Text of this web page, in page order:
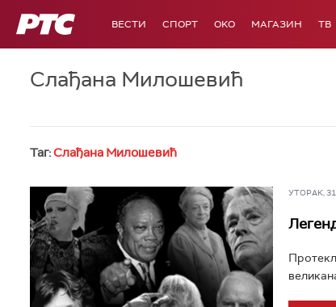
РТС ВЕСТИ СПОРТ OKO МАГАЗИН ТВ
Слађана Милошевић
Таг:Слађана Милошевић
УТОРАК,